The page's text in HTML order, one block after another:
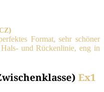
)
For­mat, sehr schö­ner
und Rücken­li­nie, eng in
Ex1